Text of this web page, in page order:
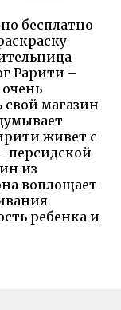
бесплатно
Рарити –
свой магазин
живет с
персидской
из
воплощает
ребенка и